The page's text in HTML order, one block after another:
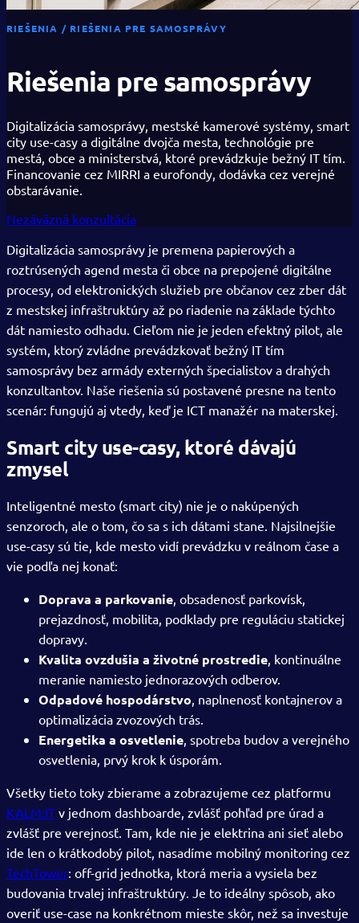
RIEŠENIA / RIEŠENIA PRE SAMOSPRÁVY
Riešenia pre samosprávy
Digitalizácia samosprávy, mestské kamerové systémy, smart
city use-casy a digitálne dvojča mesta, technológie pre
mestá, obce a ministerstvá, ktoré prevádzkuje bežný IT tím.
Financovanie cez MIRRI a eurofondy, dodávka cez verejné
obstarávanie.
Nezáväzná konzultácia
Digitalizácia samosprávy je premena papierových a
roztrúsených agend mesta či obce na prepojené digitálne
procesy, od elektronických služieb pre občanov cez zber dát
z mestskej infraštruktúry až po riadenie na základe týchto
dát namiesto odhadu. Cieľom nie je jeden efektný pilot, ale
systém, ktorý zvládne prevádzkovať bežný IT tím
samosprávy bez armády externých špecialistov a drahých
konzultantov. Naše riešenia sú postavené presne na tento
scenár: fungujú aj vtedy, keď je ICT manažér na materskej.
Smart city use-casy, ktoré dávajú
zmysel
Inteligentné mesto (smart city) nie je o nakúpených
senzoroch, ale o tom, čo sa s ich dátami stane. Najsilnejšie
use-casy sú tie, kde mesto vidí prevádzku v reálnom čase a
vie podľa nej konať:
Doprava a parkovanie, obsadenosť parkovísk,
prejazdnosť, mobilita, podklady pre reguláciu statickej
dopravy.
Kvalita ovzdušia a životné prostredie, kontinuálne
meranie namiesto jednorazových odberov.
Odpadové hospodárstvo, naplnenosť kontajnerov a
optimalizácia zvozových trás.
Energetika a osvetlenie, spotreba budov a verejného
osvetlenia, prvý krok k úsporám.
Všetky tieto toky zbierame a zobrazujeme cez platformu
KALM:IT v jednom dashboarde, zvlášť pohľad pre úrad a
zvlášť pre verejnosť. Tam, kde nie je elektrina ani sieť alebo
ide len o krátkodobý pilot, nasadíme mobilný monitoring cez
TechTower: off-grid jednotka, ktorá meria a vysiela bez
budovania trvalej infraštruktúry. Je to ideálny spôsob, ako
overiť use-case na konkrétnom mieste skôr, než sa investuje